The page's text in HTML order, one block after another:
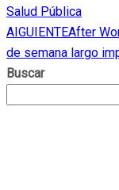
Salud Pública
AIGUIENTEAfter
de semana largo
Buscar